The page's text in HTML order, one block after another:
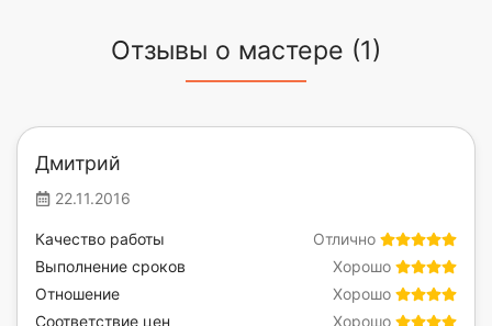
Отзывы о мастере (1)
Дмитрий
22.11.2016
Отлично
Качество работы
Хорошо
Выполнение сроков
Хорошо
Отношение
Хорошо
Соответствие цен